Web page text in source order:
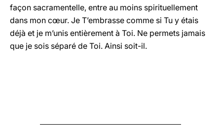
façon sacramentelle, entre au moins spirituellement
dans mon cœur. Je T’embrasse comme si Tu y étais
déjà et je m’unis entièrement à Toi. Ne permets jamais
que je sois séparé de Toi. Ainsi soit-il.